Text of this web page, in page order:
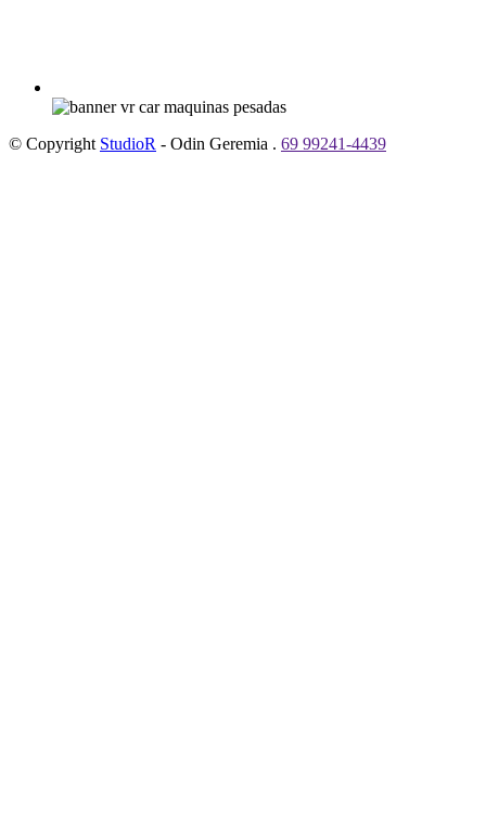
© Copyright StudioR - Odin Geremia . 69 99241-4439